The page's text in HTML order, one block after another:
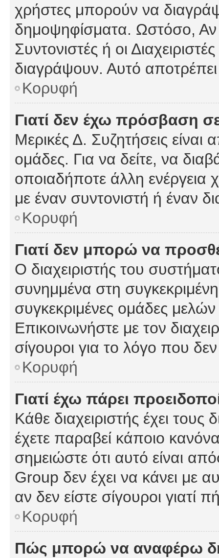
χρήστες μπορούν να
δημοψηφίσματα. Ωστόσο, Αν
Συντονιστές ή οι
διαγράψουν. Αυτό
Κορυφή
Γιατί δεν έχω πρόσβαση
Μερικές Δ. Συζητήσεις είναι
ομάδες. Για να δείτε, να
οποιαδήποτε άλλη ενέργεια
με έναν συντονιστή ή έναν
Κορυφή
Γιατί δεν μπορώ να
Ο διαχειριστής του
συνημμένα στη
συγκεκριμένες ομάδες
Επικοινωνήστε με τον
σίγουροι για το λόγο που
Κορυφή
Γιατί έχω πάρει
Κάθε διαχειριστής έχει
έχετε παραβεί κάποιο
σημειώστε ότι αυτό είναι
Group δεν έχει να κάνει με
αν δεν είστε σίγουροι γιατί
Κορυφή
Πώς μπορώ να αναφέρω